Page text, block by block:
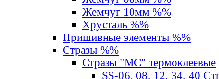
Жемчуг 10мм %%
Хрусталь %%
Пришивные элементы %%
Стразы %%
Стразы "MС" термоклеевые
SS-06, 08, 12, 34, 40